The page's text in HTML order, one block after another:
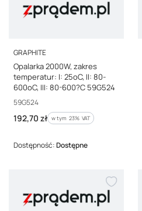
PRODUCENT
GRAPHITE
Opalarka 2000W, zakres
temperatur: I: 25oC, II: 80-
600oC, III: 80-600?C 59G524
Kod producenta
59G524
Cena brutto
192,70 zł w tym %s VAT
w tym 23% VAT
Dostępność:Dostępne